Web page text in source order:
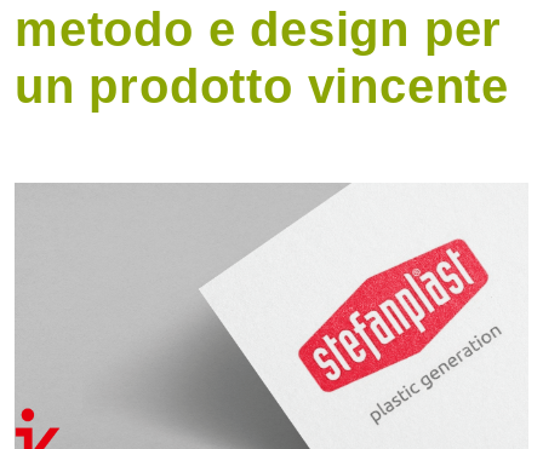
metodo e design per
un prodotto vincente